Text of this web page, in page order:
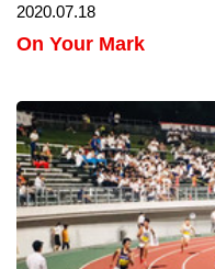
2020.07.18
On Your Mark